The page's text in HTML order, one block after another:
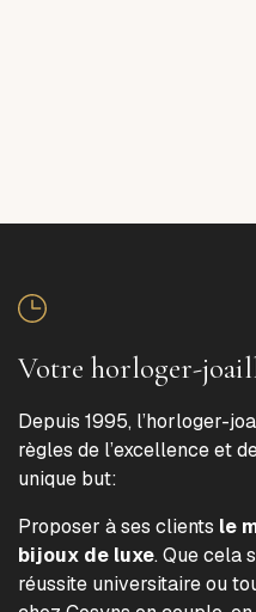
Votre horloger-
Depuis 1995, l’horloger-
règles de l’excellence et
unique but:
Proposer à ses clients le
bijoux de luxe. Que cela
réussite universitaire ou